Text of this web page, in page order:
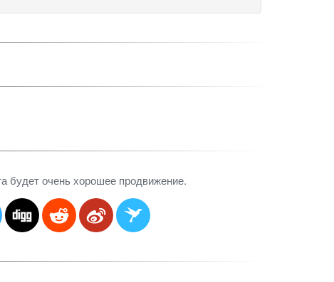
будет очень хорошее продвижение.